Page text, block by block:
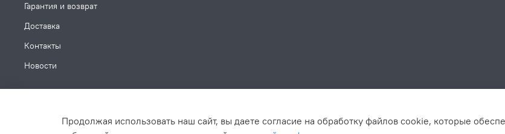
Гарантия и возврат
Доставка
Контакты
Новости
Продолжая использовать наш сайт, вы даете согласие на обработку файлов cookie, которые